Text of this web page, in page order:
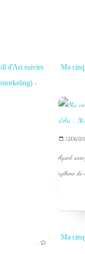
d'Ari suivies
snorkeling) -
…
Ma
12/06/
Ayant
rythme de
Ma